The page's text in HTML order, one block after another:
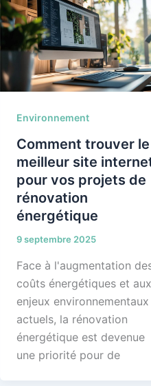
Environnement
Comment trouver le
meilleur site
pour vos projets de
rénovation
énergétique
9 septembre 2025
Face à l'augmentation
coûts énergétiques et aux
enjeux environnementaux
actuels, la rénovation
énergétique est devenue
une priorité pour de